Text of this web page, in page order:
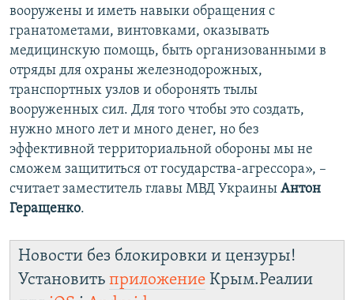
вооружены и иметь навыки обращения с
гранатометами, винтовками, оказывать
медицинскую помощь, быть организованными в
отряды для охраны железнодорожных,
транспортных узлов и оборонять тылы
вооруженных сил. Для того чтобы это создать,
нужно много лет и много денег, но без
эффективной территориальной обороны мы не
сможем защититься от государства-агрессора», –
считает заместитель главы МВД Украины Антон
Геращенко.
Новости без блокировки и цензуры!
Установить приложение Крым.Реалии